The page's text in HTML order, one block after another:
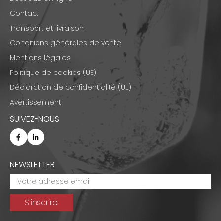
Contact
Transport et livraison
Conditions générales de vente
Mentions légales
Politique de cookies (UE)
Déclaration de confidentialité (UE)
Avertissement
SUIVEZ-NOUS
NEWSLETTER